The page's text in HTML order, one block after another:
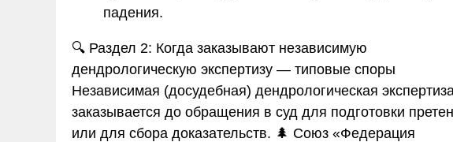
падения.
🔍 Раздел 2: Когда заказывают независимую
дендрологическую экспертизу — типовые споры
Независимая (досудебная) дендрологическая
заказывается до обращения в суд для подготовки
или для сбора доказательств. 🌲 Союз «Федерация